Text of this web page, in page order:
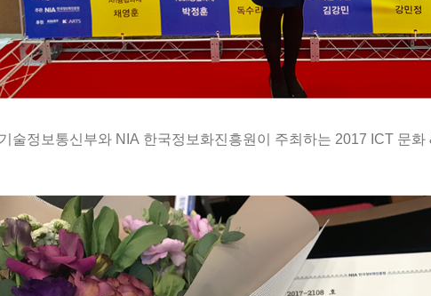
술정보통신부와 NIA 한국정보화진흥원이 주최하는 2017 ICT 문화